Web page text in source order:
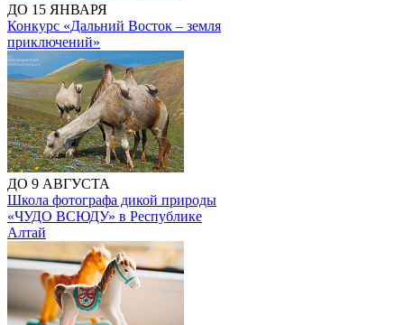
ДО 15 ЯНВАРЯ
Конкурс «Дальний Восток – земля
приключений»
ДО 9 АВГУСТА
Школа фотографа дикой природы
«ЧУДО ВСЮДУ» в Республике
Алтай